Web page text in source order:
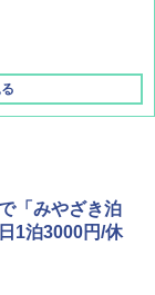
山善] ポップアッ
畳める パッとサ
フルクローズ メ
テント キャンプ
150(KH)
チ アウトドアパ
ト付 折りたたみ
整 軽量 収納袋付
「みやざき泊
1泊3000円/休